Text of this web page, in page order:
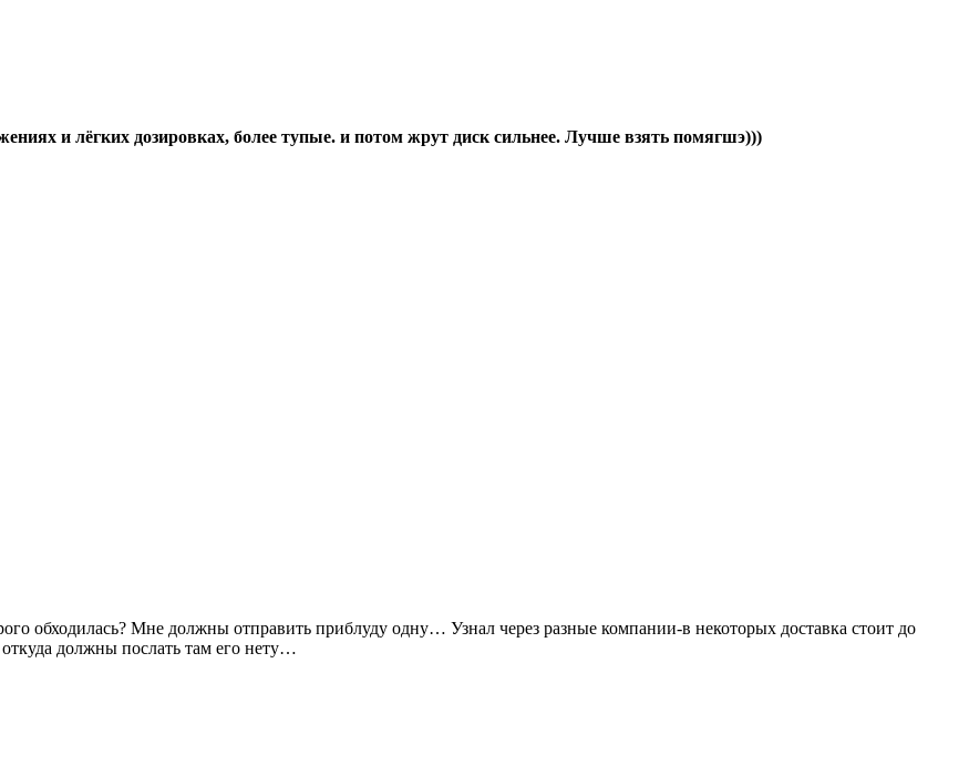
и лёгких дозировках, более тупые. и потом жрут диск сильнее. Лучше взять помягшэ)))
обходилась? Мне должны отправить приблуду одну… Узнал через разные компании-в некоторых доставка стоит до
должны послать там его нету…